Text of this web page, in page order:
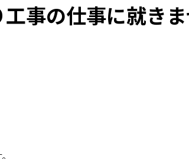
事の仕事に就き